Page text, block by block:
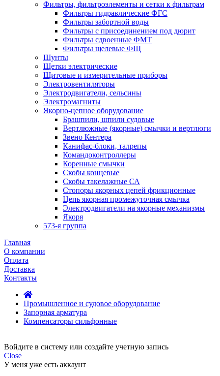
Фильтры, фильтроэлементы и сетки к фильтрам
Фильтры гидравлические ФГС
Фильтры забортной воды
Фильтры с присоединением под дюрит
Фильтры сдвоенные ФМТ
Фильтры щелевые ФЩ
Шунты
Щетки электрические
Щитовые и измерительные приборы
Электровентиляторы
Электродвигатели, сельсины
Электромагниты
Якорно-цепное оборудование
Брашпили, шпили судовые
Вертлюжные (якорные) смычки и вертлюги
Звено Кентера
Канифас-блоки, талрепы
Командоконтроллеры
Коренные смычки
Скобы концевые
Скобы такелажные СА
Стопоры якорных цепей фрикционные
Цепь якорная промежуточная смычка
Электродвигатели на якорные механизмы
Якоря
573-я группа
Главная
О компании
Оплата
Доставка
Контакты
Промышленное и судовое оборудование
Запорная арматура
Компенсаторы сильфонные
Войдите в систему или создайте учетную запись
Close
У меня уже есть аккаунт